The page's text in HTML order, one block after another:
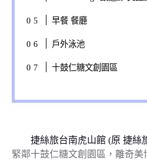
早餐 餐廳
戶外泳池
十鼓仁糖文創園區
捷絲旅台南虎山館 (原 捷絲
緊鄰十鼓仁糖文創園區，離奇美